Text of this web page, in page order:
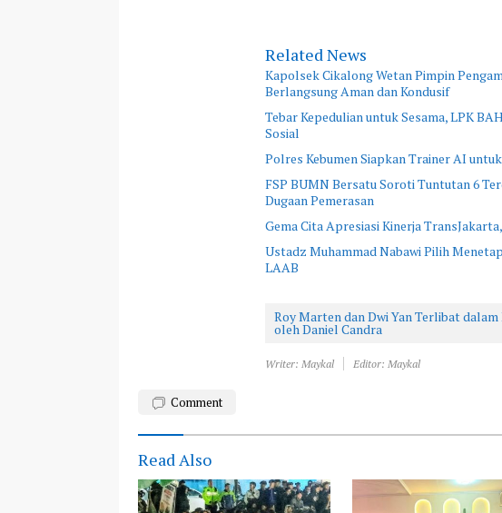
Related News
Kapolsek Cikalong Wetan Pimpin
Berlangsung Aman dan Kondusif
Tebar Kepedulian untuk Sesama, LPK
Sosial
Polres Kebumen Siapkan Trainer AI
FSP BUMN Bersatu Soroti Tuntutan 6
Dugaan Pemerasan
Gema Cita Apresiasi Kinerja
Ustadz Muhammad Nabawi Pilih
LAAB
Roy Marten dan Dwi Yan Terlibat
oleh Daniel Candra
Writer: Maykal Editor: Maykal
Comment
Read Also